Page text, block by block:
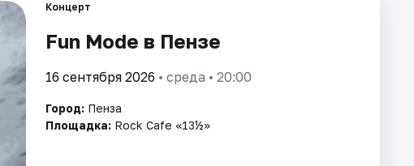
Концерт
Fun Mode в Пензе
16 сентября 2026 • среда • 20:00
Город: Пенза
Площадка: Rock Cafe «13½»